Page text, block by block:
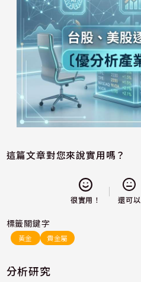
這篇文章對您來說實用嗎？
很實用！ 還可以
標籤關鍵字
黃金 貴金屬
分析研究